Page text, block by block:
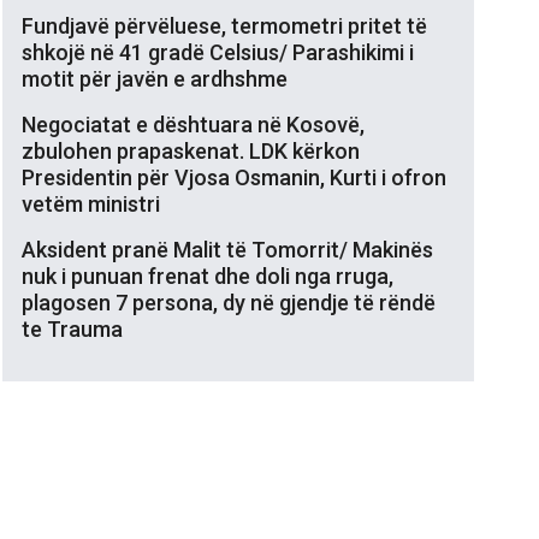
Fundjavë përvëluese, termometri pritet të
shkojë në 41 gradë Celsius/ Parashikimi i
motit për javën e ardhshme
Negociatat e dështuara në Kosovë,
zbulohen prapaskenat. LDK kërkon
Presidentin për Vjosa Osmanin, Kurti i ofron
vetëm ministri
Aksident pranë Malit të Tomorrit/ Makinës
nuk i punuan frenat dhe doli nga rruga,
plagosen 7 persona, dy në gjendje të rëndë
te Trauma